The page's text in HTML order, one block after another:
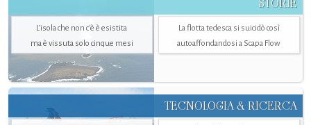
L’isola che non c'è è esistita
ma è vissuta solo cinque mesi
La flotta tedesca si suicidò così
autoaffondandosi a Scapa Flow
TECNOLOGIA & RICERCA